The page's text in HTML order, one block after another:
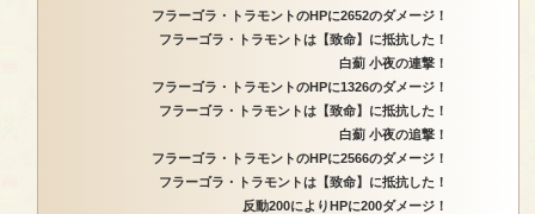
フラーゴラ・トラモントのHPに2652のダメージ！
フラーゴラ・トラモントは【致命】に抵抗した！
白薊 小夜の連撃！
フラーゴラ・トラモントのHPに1326のダメージ！
フラーゴラ・トラモントは【致命】に抵抗した！
白薊 小夜の追撃！
フラーゴラ・トラモントのHPに2566のダメージ！
フラーゴラ・トラモントは【致命】に抵抗した！
反動200によりHPに200ダメージ！